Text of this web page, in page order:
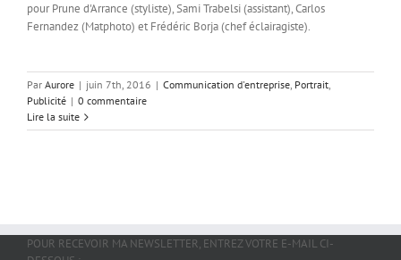
pour Prune d'Arrance (styliste), Sami Trabelsi (assistant), Carlos
Fernandez (Matphoto) et Frédéric Borja (chef éclairagiste).
Par Aurore | juin 7th, 2016 | Communication d'entreprise, Portrait,
Publicité | 0 commentaire
Lire la suite
POUR RECEVOIR MA NEWSLETTER, ENTREZ VOTRE E-MAIL CI-